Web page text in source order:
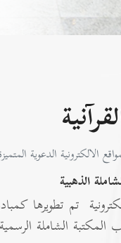
الالكترونية الدعوية
الذهبية
تم تطويرها
الشاملة